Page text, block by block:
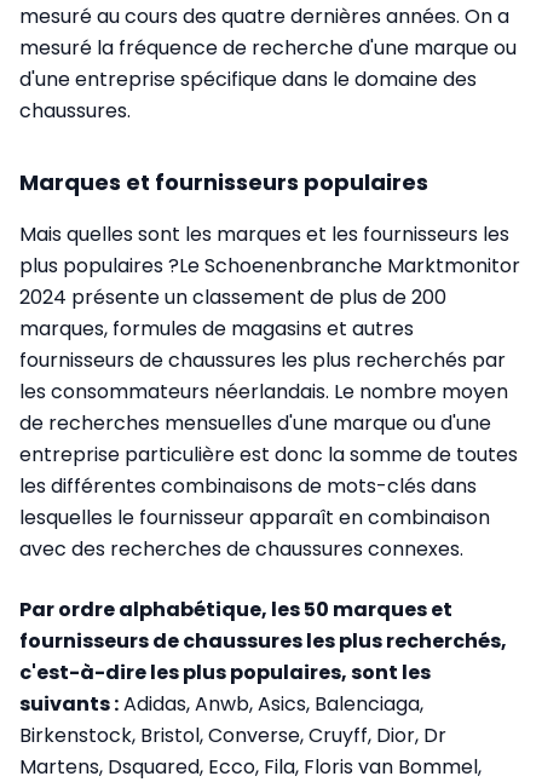
mesuré au cours des quatre dernières années. On a
mesuré la fréquence de recherche d'une marque ou
d'une entreprise spécifique dans le domaine des
chaussures.
Marques et fournisseurs populaires
Mais quelles sont les marques et les fournisseurs les
plus populaires ?Le Schoenenbranche Marktmonitor
2024 présente un classement de plus de 200
marques, formules de magasins et autres
fournisseurs de chaussures les plus recherchés par
les consommateurs néerlandais. Le nombre moyen
de recherches mensuelles d'une marque ou d'une
entreprise particulière est donc la somme de toutes
les différentes combinaisons de mots-clés dans
lesquelles le fournisseur apparaît en combinaison
avec des recherches de chaussures connexes.
Par ordre alphabétique, les 50 marques et
fournisseurs de chaussures les plus recherchés,
c'est-à-dire les plus populaires, sont les
suivants :Adidas, Anwb, Asics, Balenciaga,
Birkenstock, Bristol, Converse, Cruyff, Dior, Dr
Martens, Dsquared, Ecco, Fila, Floris van Bommel,